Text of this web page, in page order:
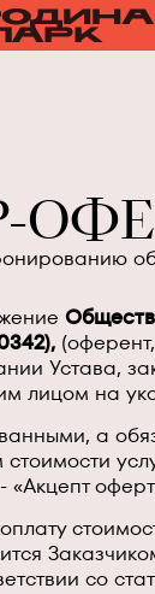
Устава,
лицом на
а
со